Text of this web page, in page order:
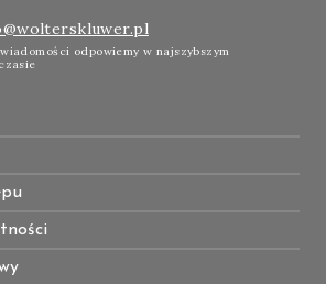
odpowiemy w najszybszym